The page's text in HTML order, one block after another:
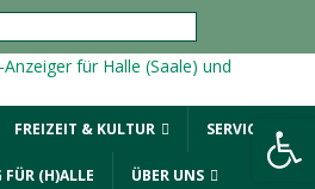
FREIZEIT & KULTUR SERVICE
FÜR (H)ALLE ÜBER UNS
Werkzeugleiste öffnen